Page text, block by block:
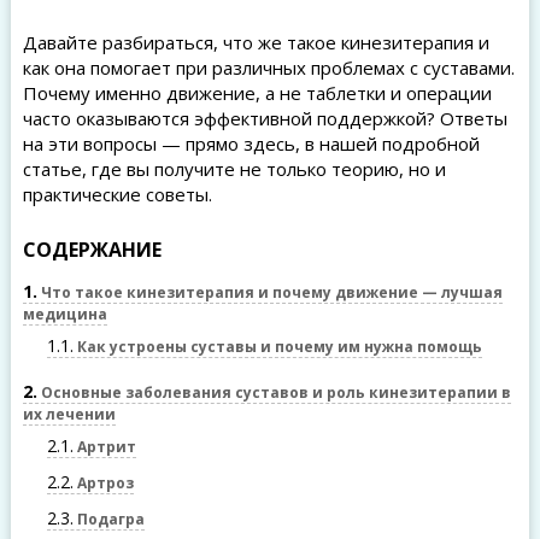
Давайте разбираться, что же такое кинезитерапия и
как она помогает при различных проблемах с суставами.
Почему именно движение, а не таблетки и операции
часто оказываются эффективной поддержкой? Ответы
на эти вопросы — прямо здесь, в нашей подробной
статье, где вы получите не только теорию, но и
практические советы.
СОДЕРЖАНИЕ
1 Что такое кинезитерапия и почему движение — лучшая
медицина
1.1 Как устроены суставы и почему им нужна помощь
2 Основные заболевания суставов и роль кинезитерапии в
их лечении
2.1 Артрит
2.2 Артроз
2.3 Подагра